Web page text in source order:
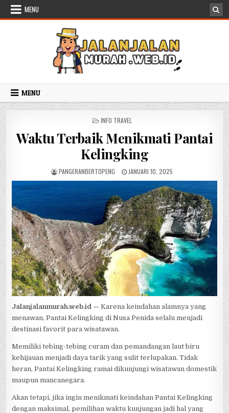
Skip to content
MENU
MENU
POSTED IN
INFO TRAVEL
Waktu Terbaik Menikmati Pantai
Kelingking
AUTHOR:
PANGERANBERTOPENG PUBLISHED DATE:
JANUARI 10, 2025
Jalanjalanmurah.web.id —Karena keindahan alamnya yang
menawan, Pantai Kelingking di Nusa Penida selalu menjadi
destinasi favorit para wisatawan.
Memiliki tebing-tebing curam dan pemandangan laut biru
kehijauan menjadi daya tarik yang sulit terlupakan. Tidak
heran, Pantai Kelingking ramai dikunjungi wisatawan domestik
maupun mancanegara.
Akan tetapi, jika ingin menikmati keindahan Pantai Kelingking
dengan maksimal, pemilihan waktu kunjungan jadi hal yang